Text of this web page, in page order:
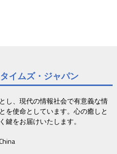
イムズ・ジャパン
し、現代の情報社会で有意義な情
を使命としています。心の癒しと
鍵をお届けいたします。